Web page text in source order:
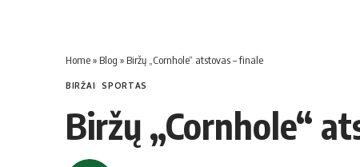
Home» Blog » Biržų „Cornhole“ atstovas – finale
BIRŽAI SPORTAS
Biržų „Cornhole“